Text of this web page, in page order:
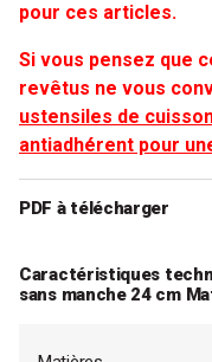
pour ces articles.
Si vous pensez que
revêtus ne vous
ustensiles de
antiadhérent pour
PDF à télécharger
amovibles Mathon
A télécharger
Caractéristiques
sans manche 24 cm